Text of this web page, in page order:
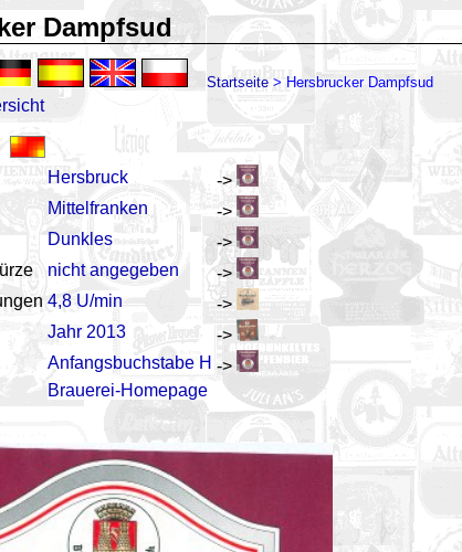
Dampfsud
Startseite > Hersbrucker Dampfsud
Hersbruck
->
Mittelfranken
->
Dunkles
->
nicht angegeben
->
4,8 U/min
->
Jahr 2013
->
Anfangsbuchstabe H ->
Brauerei-Homepage